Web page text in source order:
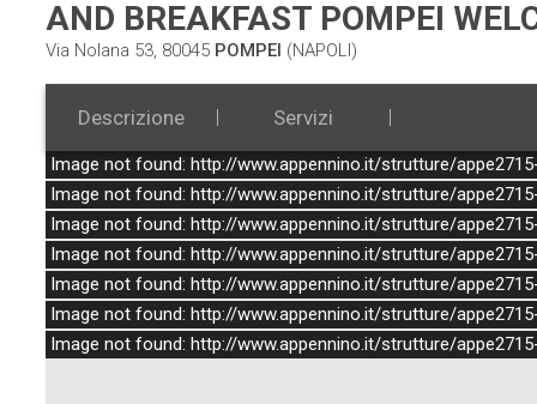
AND BREAKFAST POMPEI
Via Nolana 53, 80045 POMPEI (NAPOLI)
Descrizione Servizi
Image not found: http://www.appennino.it/strutture/
Image not found: http://www.appennino.it/strutture/
Image not found: http://www.appennino.it/strutture/
Image not found: http://www.appennino.it/strutture/
Image not found: http://www.appennino.it/strutture/
Image not found: http://www.appennino.it/strutture/
Image not found: http://www.appennino.it/strutture/